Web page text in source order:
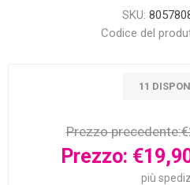
SKU:
Codice del
11
Prezzo precedente:
Prezzo:
più